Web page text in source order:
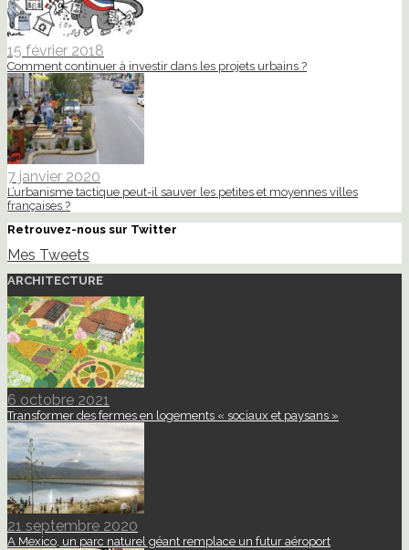
15 février 2018
Comment continuer à investir dans les projets urbains ?
7 janvier 2020
L’urbanisme tactique peut-il sauver les petites et moyennes villes
françaises ?
Retrouvez-nous sur Twitter
Mes Tweets
ARCHITECTURE
6 octobre 2021
Transformer des fermes en logements « sociaux et paysans »
21 septembre 2020
A Mexico, un parc naturel géant remplace un futur aéroport